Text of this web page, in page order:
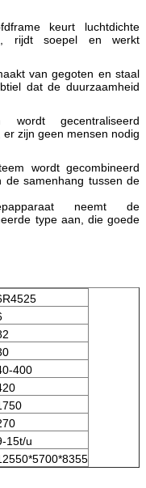
keurt luchtdichte
rijdt soepel en werkt
van gegoten en staal
dat de duurzaamheid
wordt gecentraliseerd
zijn geen mensen nodig
wordt gecombineerd
de samenhang tussen de
neemt de
type aan, die goede
400
15t/u